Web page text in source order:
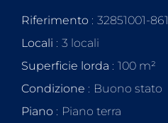
Riferimento
32851001-861
Locali
3 locali
Superficie lorda
100 m²
Condizione
Buono stato
Piano
Piano terra